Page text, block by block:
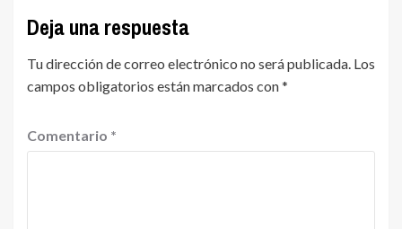
Deja una respuesta
Tu dirección de correo electrónico no será publicada. Los
campos obligatorios están marcados con*
Comentario *